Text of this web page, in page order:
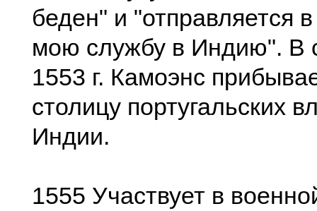
беден" и "отправляется
мою службу в Индию". В
1553 г. Камоэнс
столицу португальских
Индии.
1555 Участвует в